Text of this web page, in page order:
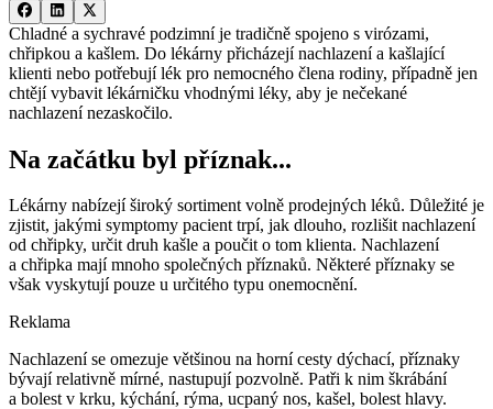
Chladné a sychravé podzimní je tradičně spojeno s virózami,
chřipkou a kašlem. Do lékárny přicházejí nachlazení a kašlající
klienti nebo potřebují lék pro nemocného člena rodiny, případně jen
chtějí vybavit lékárničku vhodnými léky, aby je nečekané
nachlazení nezaskočilo.
Na začátku byl příznak...
Lékárny nabízejí široký sortiment volně prodejných léků. Důležité je
zjistit, jakými symptomy pacient trpí, jak dlouho, rozlišit nachlazení
od chřipky, určit druh kašle a poučit o tom klienta. Nachlazení
a chřipka mají mnoho společných příznaků. Některé příznaky se
však vyskytují pouze u určitého typu onemocnění.
Reklama
Nachlazení se omezuje většinou na horní cesty dýchací, příznaky
bývají relativně mírné, nastupují pozvolně. Patři k nim škrábání
a bolest v krku, kýchání, rýma, ucpaný nos, kašel, bolest hlavy.